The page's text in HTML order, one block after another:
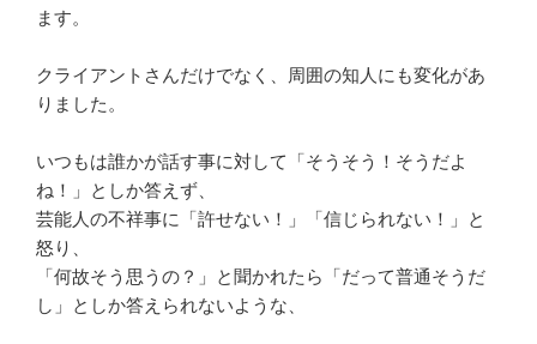
ます。
クライアントさんだけでなく、周囲の知人にも変化があ
りました。
いつもは誰かが話す事に対して「そうそう！そうだよ
ね！」としか答えず、
芸能人の不祥事に「許せない！」「信じられない！」と
怒り、
「何故そう思うの？」と聞かれたら「だって普通そうだ
し」としか答えられないような、